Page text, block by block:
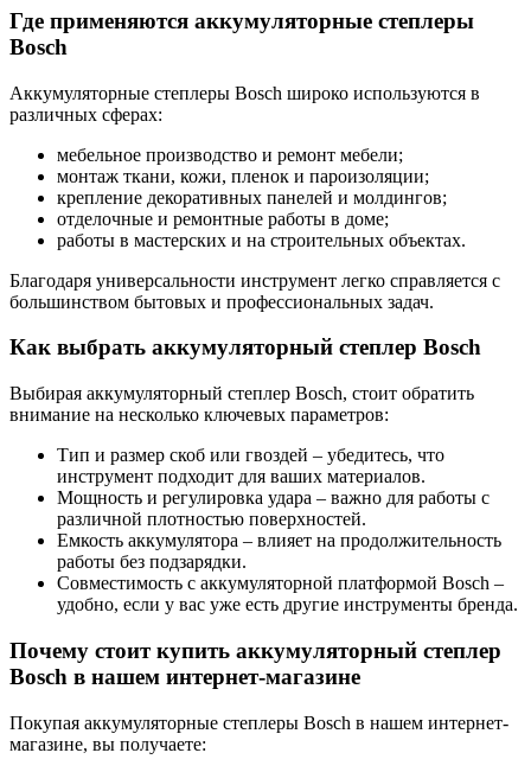
Где применяются аккумуляторные степлеры
Bosch
Аккумуляторные степлеры Bosch широко используются в
различных сферах:
мебельное производство и ремонт мебели;
монтаж ткани, кожи, пленок и пароизоляции;
крепление декоративных панелей и молдингов;
отделочные и ремонтные работы в доме;
работы в мастерских и на строительных объектах.
Благодаря универсальности инструмент легко справляется с
большинством бытовых и профессиональных задач.
Как выбрать аккумуляторный степлер Bosch
Выбирая аккумуляторный степлер Bosch, стоит обратить
внимание на несколько ключевых параметров:
Тип и размер скоб или гвоздей – убедитесь, что
инструмент подходит для ваших материалов.
Мощность и регулировка удара – важно для работы с
различной плотностью поверхностей.
Емкость аккумулятора – влияет на продолжительность
работы без подзарядки.
Совместимость с аккумуляторной платформой Bosch –
удобно, если у вас уже есть другие инструменты бренда.
Почему стоит купить аккумуляторный степлер
Bosch в нашем интернет-магазине
Покупая аккумуляторные степлеры Bosch в нашем интернет-
магазине, вы получаете: